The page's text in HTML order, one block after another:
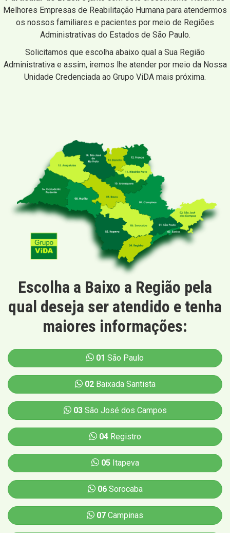
Melhores Empresas de Reabilitação Humana para atendermos
os nossos familiares e pacientes por meio de Regiões
Administrativas do Estados de São Paulo.
Solicitamos que escolha abaixo qual a Sua Região
Administrativa e assim, iremos lhe atender por meio da Nossa
Unidade Credenciada ao Grupo ViDA mais próxima.
Escolha a Baixo a Região pela
qual deseja ser atendido e tenha
maiores informações:
01 São Paulo
02Baixada Santista
03São José dos Campos
04Registro
05Itapeva
06Sorocaba
07 Campinas